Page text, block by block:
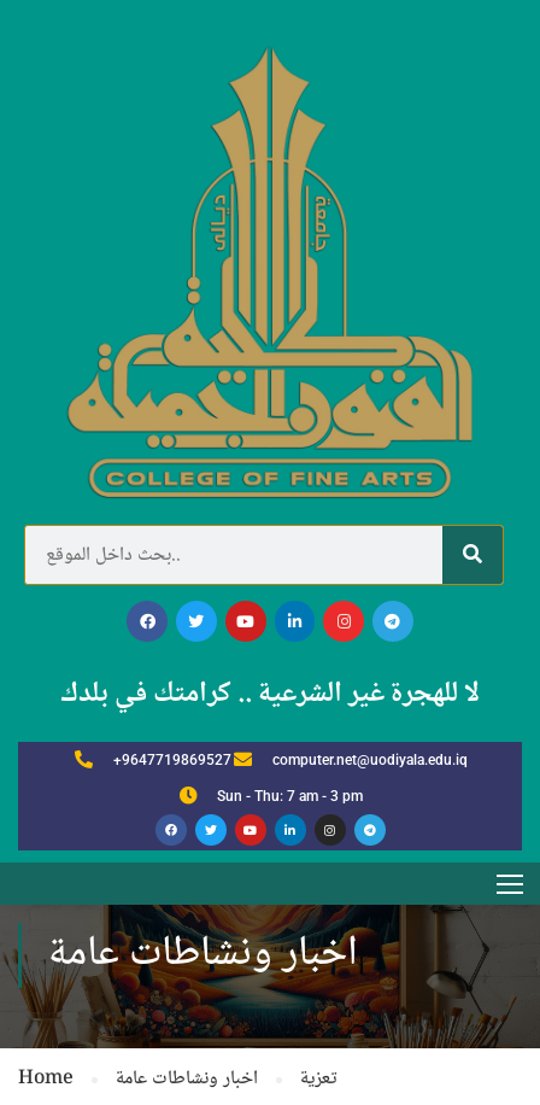
لا للهجرة غير الشرعية .. كرامتك في بلدك
+9647719869527 computer.net@uodiyala.edu.iq
Sun - Thu: 7 am - 3 pm
اخبار ونشاطات عامة
Home اخبار ونشاطات عامة تعزية